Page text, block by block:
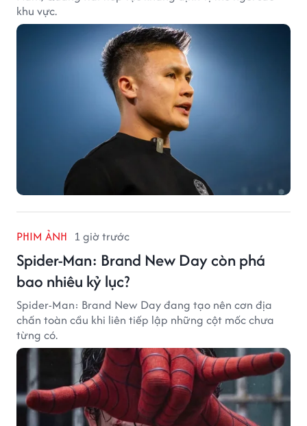
khu vực.
PHIM ẢNH 1 giờ trước
Spider-Man: Brand New Day còn phá
bao nhiêu kỷ lục?
Spider-Man: Brand New Day đang tạo nên cơn địa
chấn toàn cầu khi liên tiếp lập những cột mốc chưa
từng có.